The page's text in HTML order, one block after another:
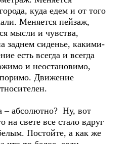
куда едем и от того
Меняется пейзаж,
мысли и чувства,
заднем сиденье, какими-
есть всегда и всегда
и неостановимо,
Движение
– абсолютно? Ну, вот
на свете все стало вдруг
Постойте, а как же